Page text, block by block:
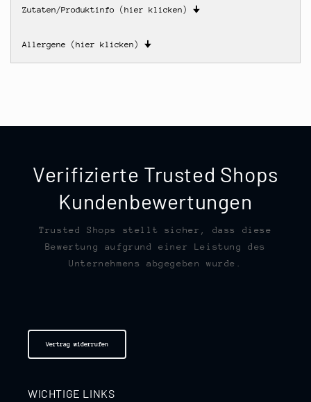
Zutaten/Produktinfo (hier klicken) 🠋
Allergene (hier klicken) 🠋
Verifizierte Trusted Shops
Kundenbewertungen
Trusted Shops stellt sicher, dass diese
Bewertung aufgrund einer Leistung des
Unternehmens abgegeben wurde.
Vertrag widerrufen
WICHTIGE LINKS